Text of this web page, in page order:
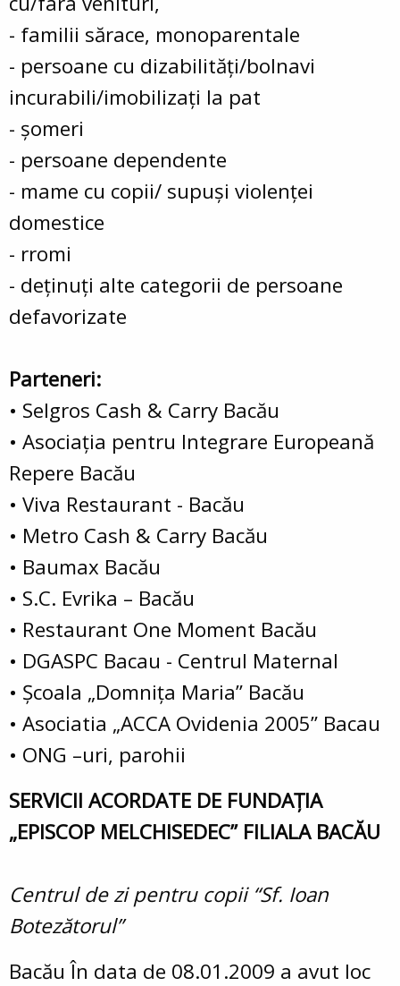
- familii sărace, monoparentale
- persoane cu dizabilităţi/bolnavi
incurabili/imobilizaţi la pat
- şomeri
- persoane dependente
- mame cu copii/ supuşi violenţei
domestice
- rromi
- deţinuţi alte categorii de persoane
defavorizate
Parteneri:
• Selgros Cash & Carry Bacău
• Asociaţia pentru Integrare Europeană
Repere Bacău
• Viva Restaurant - Bacău
• Metro Cash & Carry Bacău
• Baumax Bacău
• S.C. Evrika – Bacău
• Restaurant One Moment Bacău
• DGASPC Bacau - Centrul Maternal
• Şcoala „Domniţa Maria” Bacău
• Asociatia „ACCA Ovidenia 2005” Bacau
• ONG –uri, parohii
SERVICII ACORDATE DE FUNDAŢIA
„EPISCOP MELCHISEDEC” FILIALA BACĂU
Centrul de zi pentru copii “Sf. Ioan
Botezătorul”
Bacău În data de 08.01.2009 a avut loc